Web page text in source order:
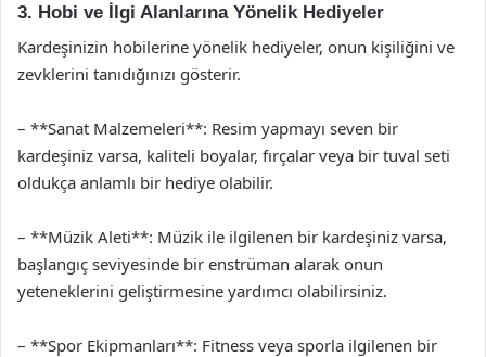
3. Hobi ve İlgi Alanlarına Yönelik Hediyeler
Kardeşinizin hobilerine yönelik hediyeler, onun kişiliğini ve
zevklerini tanıdığınızı gösterir.
– **Sanat Malzemeleri**: Resim yapmayı seven bir
kardeşiniz varsa, kaliteli boyalar, fırçalar veya bir tuval seti
oldukça anlamlı bir hediye olabilir.
– **Müzik Aleti**: Müzik ile ilgilenen bir kardeşiniz varsa,
başlangıç seviyesinde bir enstrüman alarak onun
yeteneklerini geliştirmesine yardımcı olabilirsiniz.
– **Spor Ekipmanları**: Fitness veya sporla ilgilenen bir